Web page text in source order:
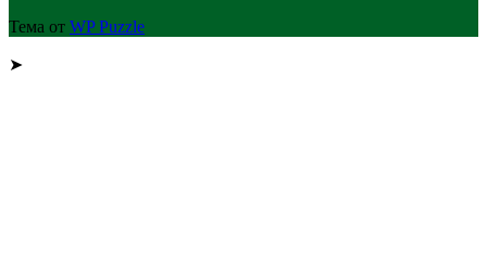
Тема от WP Puzzle
➤